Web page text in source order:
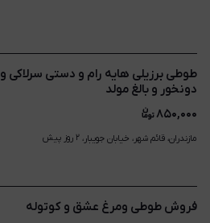
طوطی برزیلی هایه رام و دستی سرلاکی و
دونخور و بالغ مولد
۸۵۰,۰۰۰
مازندران، قائم شهر، خیابان جویبار، ۲ روز پیش
فروش طوطی ومرغ عشق و کوتوله